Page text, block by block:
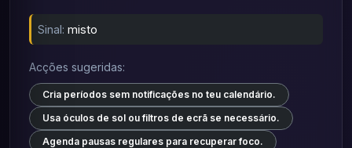
Sinal: misto
Acções sugeridas:
Cria períodos sem notificações no teu calendário.
Usa óculos de sol ou filtros de ecrã se necessário.
Agenda pausas regulares para recuperar foco.